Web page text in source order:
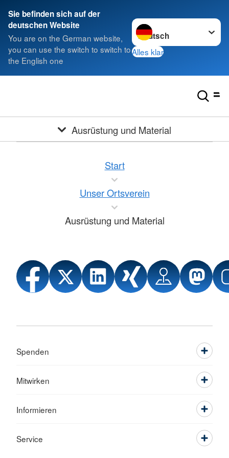
Sie befinden sich auf der
deutschen Website
You are on the German website,
you can use the switch to switch to
the English one
Sprache wechseln zu
Alles klar
Ausrüstung und Material
Start
Unser Ortsverein
Ausrüstung und Material
Spenden
Mitwirken
Informieren
Service